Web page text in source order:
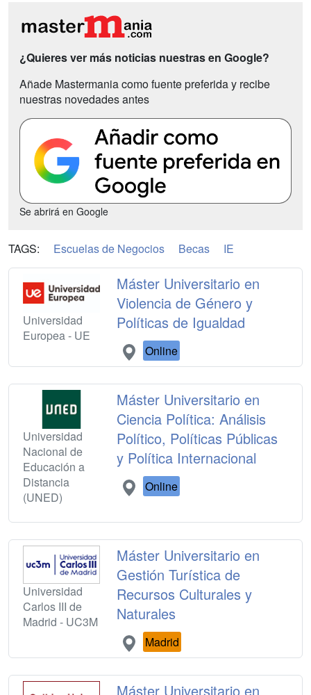
¿Quieres ver más noticias nuestras en Google?
Añade Mastermania como fuente preferida y recibe
nuestras novedades antes
Se abrirá en Google
TAGS: Escuelas de Negocios Becas IE
Universidad
Europea - UE
Máster Universitario en
Violencia de Género y
Políticas de Igualdad
Online
Universidad
Nacional de
Educación a
Distancia
(UNED)
Máster Universitario en
Ciencia Política: Análisis
Político, Políticas Públicas
y Política Internacional
Online
Universidad
Carlos III de
Madrid - UC3M
Máster Universitario en
Gestión Turística de
Recursos Culturales y
Naturales
Madrid
Máster Universitario en